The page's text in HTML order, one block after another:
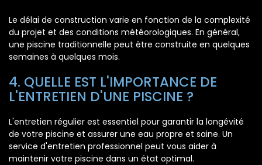
Le délai de construction varie en fonction de la complexité
du projet et des conditions météorologiques. En général,
une piscine traditionnelle peut être construite en quelques
semaines à quelques mois.
4. QUELLE EST L'IMPORTANCE DE
L'ENTRETIEN D'UNE PISCINE ?
L'entretien régulier est essentiel pour garantir la longévité
de votre piscine et assurer une eau propre et saine. Un
service d'entretien professionnel peut vous aider à
maintenir votre piscine dans un état optimal.